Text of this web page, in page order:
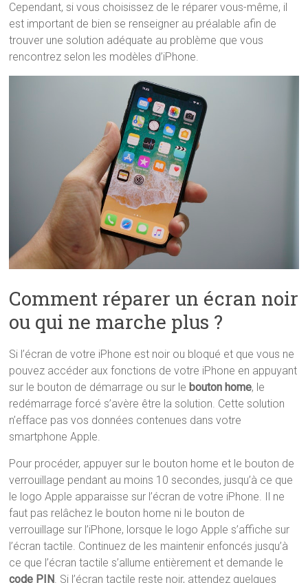
Cependant, si vous choisissez de le réparer vous-même, il
est important de bien se renseigner au préalable afin de
trouver une solution adéquate au problème que vous
rencontrez selon les modèles d’iPhone.
Comment réparer un écran noir
ou qui ne marche plus ?
Si l’écran de votre iPhone est noir ou bloqué et que vous ne
pouvez accéder aux fonctions de votre iPhone en appuyant
sur le bouton de démarrage ou sur le bouton home, le
redémarrage forcé s’avère être la solution. Cette solution
n’efface pas vos données contenues dans votre
smartphone Apple.
Pour procéder, appuyer sur le bouton home et le bouton de
verrouillage pendant au moins 10 secondes, jusqu’à ce que
le logo Apple apparaisse sur l’écran de votre iPhone. Il ne
faut pas relâchez le bouton home ni le bouton de
verrouillage sur l’iPhone, lorsque le logo Apple s’affiche sur
l’écran tactile. Continuez de les maintenir enfoncés jusqu’à
ce que l’écran tactile s’allume entièrement et demande le
code PIN . Si l’écran tactile reste noir, attendez quelques